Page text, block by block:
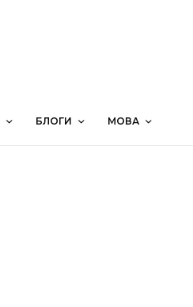
БЛОГИ МОВА